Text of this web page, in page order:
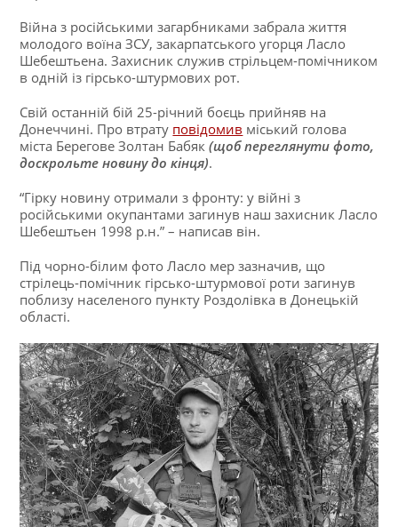
Війна з російськими загарбниками забрала життя
молодого воїна ЗСУ, закарпатського угорця Ласло
Шебештьена. Захисник служив стрільцем-помічником
в одній із гірсько-штурмових рот.
Свій останній бій 25-річний боєць прийняв на
Донеччині. Про втрату повідомив міський голова
міста Берегове Золтан Бабяк(щоб переглянути фото,
доскрольте новину до кінця).
“Гірку новину отримали з фронту: у війні з
російськими окупантами загинув наш захисник Ласло
Шебештьен 1998 р.н.” – написав він.
Під чорно-білим фото Ласло мер зазначив, що
стрілець-помічник гірсько-штурмової роти загинув
поблизу населеного пункту Роздолівка в Донецькій
області.